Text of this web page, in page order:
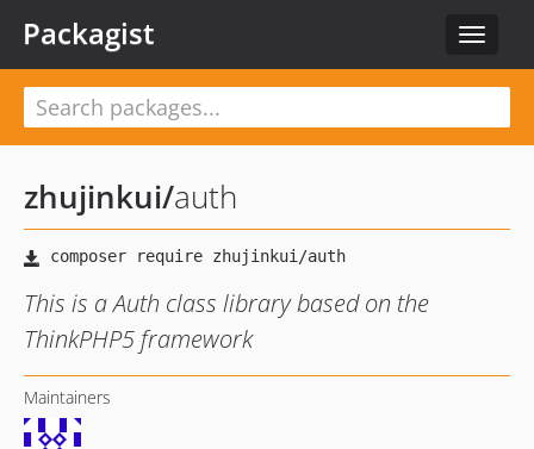
Toggle
Packagist
zhujinkui/auth
This is a Auth class library based on the
ThinkPHP5 framework
Maintainers